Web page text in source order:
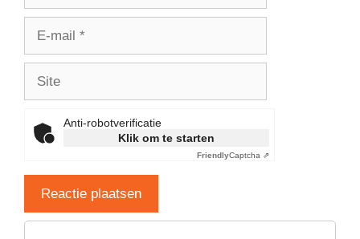
Anti-robotverificatie
Klik om te starten
FriendlyCaptcha ⇗